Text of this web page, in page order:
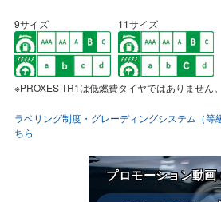
9サイズ 11サイズ
※PROXES TR1は低燃費タイヤではありません。
ラベリング制度・グレーディングシステム（等
ちら
プロモーション動画